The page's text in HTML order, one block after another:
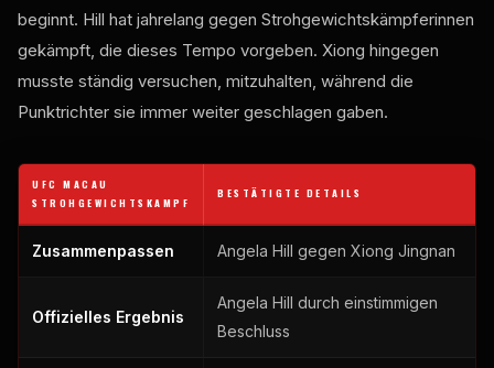
beginnt. Hill hat jahrelang gegen Strohgewichtskämpferinnen
gekämpft, die dieses Tempo vorgeben. Xiong hingegen
musste ständig versuchen, mitzuhalten, während die
Punktrichter sie immer weiter geschlagen gaben.
UFC MACAU
STROHGEWICHTSKAMPF
BESTÄTIGTE DETAILS
Zusammenpassen Angela Hill gegen Xiong Jingnan
Offizielles Ergebnis
Angela Hill durch einstimmigen
Beschluss